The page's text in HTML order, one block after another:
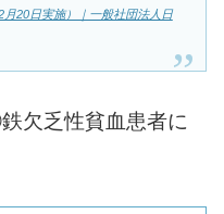
20日実施）｜一般社団法人日
乏性貧血患者に